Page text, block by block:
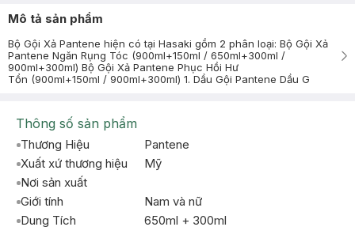
Mô tả sản phẩm
Bộ Gội Xả Pantene hiện có tại Hasaki gồm 2 phân loại: Bộ Gội Xả
Pantene Ngăn Rụng Tóc (900ml+150ml / 650ml+300ml /
900ml+300ml) Bộ Gội Xả Pantene Phục Hồi Hư
Tổn (900ml+150ml / 900ml+300ml) 1. Dầu Gội Pantene Dầu G
Thông số sản phẩm
Thương Hiệu
Pantene
Xuất xứ thương hiệu
Mỹ
Nơi sản xuất
Giới tính
Nam và nữ
Dung Tích
650ml + 300ml